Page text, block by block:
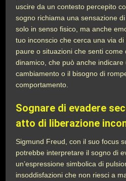
uscire da un contesto percepito
sogno richiama una sensazione
solo in senso fisico, ma anche
tuo inconscio che cerca una via di
paure o situazioni che senti
dinamico, che può anche
cambiamento o il bisogno di
comportamento.
Sognare di evadere
atto di liberazione
Sigmund Freud, con il suo focus
potrebbe interpretare il sogno di
un’espressione simbolica di
insoddisfazioni che non riesci a